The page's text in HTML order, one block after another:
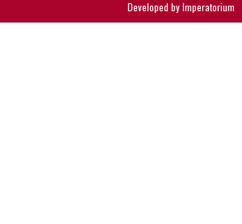
Developed byImperatorium